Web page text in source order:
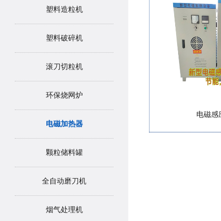
塑料造粒机
塑料破碎机
滚刀切粒机
环保烧网炉
电磁加热器
颗粒储料罐
全自动磨刀机
烟气处理机
电磁感